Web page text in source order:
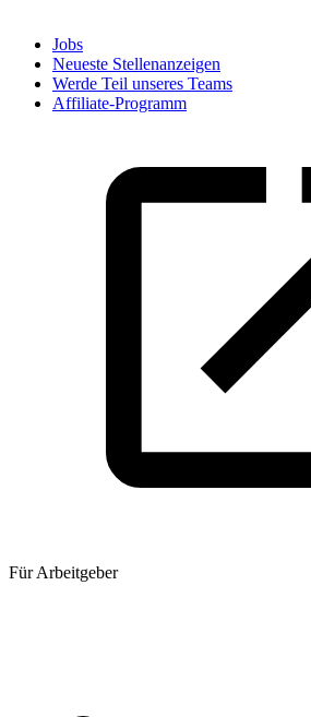
Jobs
Neueste Stellenanzeigen
Werde Teil unseres Teams
Affiliate-Programm
Für Arbeitgeber